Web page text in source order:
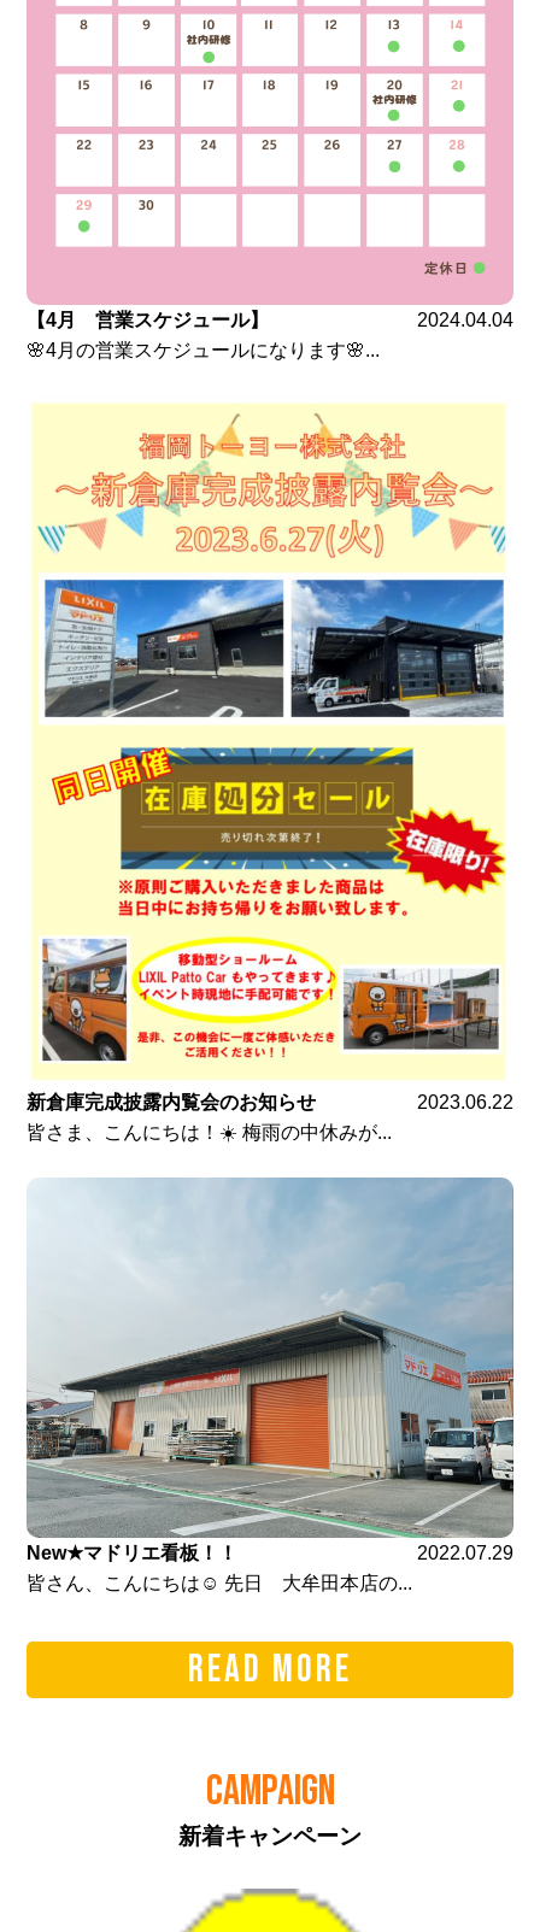
【4月 営業スケジュール】
2024.04.04
🌸4月の営業スケジュールになります🌸...
新倉庫完成披露内覧会のお知らせ
2023.06.22
皆さま、こんにちは！☀️ 梅雨の中休みが...
New★マドリエ看板！！
2022.07.29
皆さん、こんにちは☺ 先日 大牟田本店の...
READ MORE
CAMPAIGN
新着キャンペーン